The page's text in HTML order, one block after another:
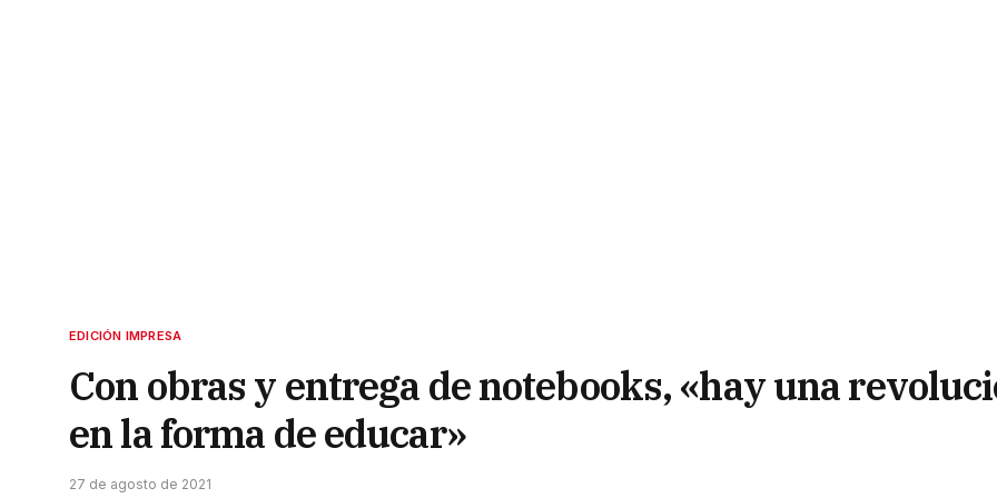
EDICIÓN IMPRESA
Con obras y entrega de notebooks, «hay una
en la forma de educar»
27 de agosto de 2021